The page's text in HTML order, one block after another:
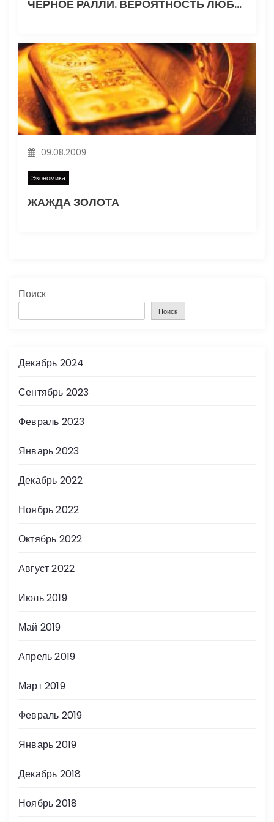
ЧЕРНОЕ РАЛЛИ. ВЕРОЯТНОСТЬ ЛЮБОГО ПРОГНОЗА НЕФТЯНЫХ ЦЕН – 50/50.
09.08.2009
Экономика
ЖАЖДА ЗОЛОТА
Поиск
Поиск
Декабрь 2024
Сентябрь 2023
Февраль 2023
Январь 2023
Декабрь 2022
Ноябрь 2022
Октябрь 2022
Август 2022
Июль 2019
Май 2019
Апрель 2019
Март 2019
Февраль 2019
Январь 2019
Декабрь 2018
Ноябрь 2018